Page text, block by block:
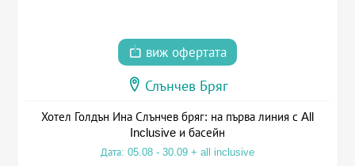
виж офертата
Слънчев Бряг
Хотел Голдън Ина Слънчев бряг: на първа линия с All
Inclusive и басейн
Дата: 05.08 - 30.09 + all inclusive